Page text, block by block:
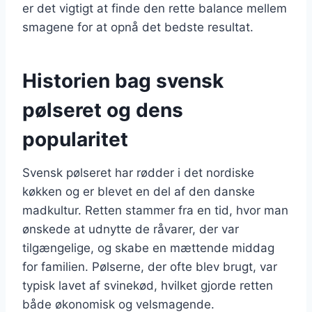
er det vigtigt at finde den rette balance mellem
smagene for at opnå det bedste resultat.
Historien bag svensk
pølseret og dens
popularitet
Svensk pølseret har rødder i det nordiske
køkken og er blevet en del af den danske
madkultur. Retten stammer fra en tid, hvor man
ønskede at udnytte de råvarer, der var
tilgængelige, og skabe en mættende middag
for familien. Pølserne, der ofte blev brugt, var
typisk lavet af svinekød, hvilket gjorde retten
både økonomisk og velsmagende.